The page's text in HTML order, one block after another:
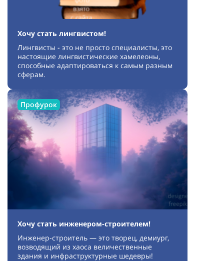
Хочу стать лингвистом!
Лингвисты - это не просто специалисты, это
настоящие лингвистические хамелеоны,
способные адаптироваться к самым разным
сферам.
Профурок
Хочу стать инженером-строителем!
Инженер-строитель — это творец, демиург,
возводящий из хаоса величественные
здания и инфраструктурные шедевры!